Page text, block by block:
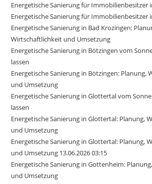
Energetische Sanierung für Immobilienbesitzer
Energetische Sanierung für Immobilienbesitzer
Energetische Sanierung in Bad Krozingen:
Wirtschaftlichkeit und Umsetzung
Energetische Sanierung in Bötzingen vom
lassen
Energetische Sanierung in Bötzingen: Planung,
und Umsetzung
Energetische Sanierung in Glottertal vom
lassen
Energetische Sanierung in Glottertal: Planung,
und Umsetzung
Energetische Sanierung in Glottertal: Planung,
und Umsetzung 13.06.2026 03:15
Energetische Sanierung in Gottenheim:
und Umsetzung